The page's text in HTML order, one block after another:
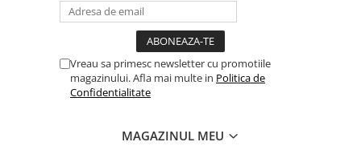
Vreau sa primesc newsletter cu promotiile
magazinului. Afla mai multe in Politica de
Confidentialitate
MAGAZINUL MEU